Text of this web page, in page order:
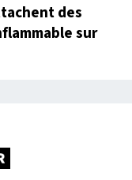
des
sur